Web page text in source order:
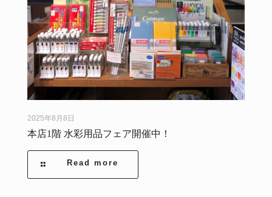
2025年8月8日
本店1階 水彩用品フェア開催中！
Read more